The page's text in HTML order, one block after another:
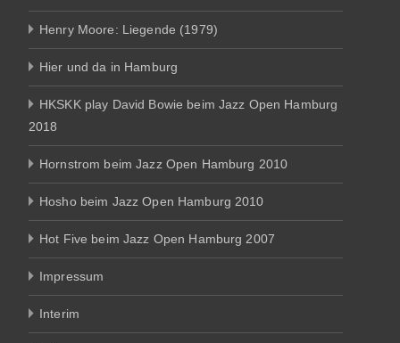
Henry Moore: Liegende (1979)
Hier und da in Hamburg
HKSKK play David Bowie beim Jazz Open Hamburg
2018
Hornstrom beim Jazz Open Hamburg 2010
Hosho beim Jazz Open Hamburg 2010
Hot Five beim Jazz Open Hamburg 2007
Impressum
Interim